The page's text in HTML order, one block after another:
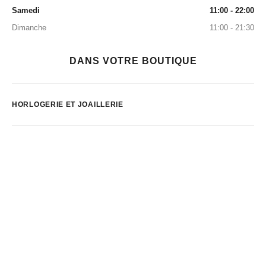
Samedi
11:00 - 22:00
Dimanche
11:00 - 21:30
DANS VOTRE BOUTIQUE
HORLOGERIE ET JOAILLERIE